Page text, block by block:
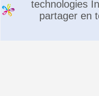
technologies
partager en